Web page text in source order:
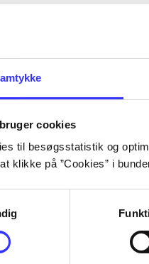
cookies
til besøgsstatistik og
klikke på ”Cookies” i
...
...